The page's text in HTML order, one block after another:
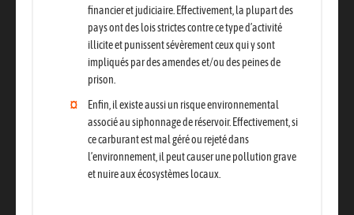
financier et judiciaire. Effectivement, la plupart des
pays ont des lois strictes contre ce type d’activité
illicite et punissent sévèrement ceux qui y sont
impliqués par des amendes et/ou des peines de
prison.
Enfin, il existe aussi un risque environnemental
associé au siphonnage de réservoir. Effectivement, si
ce carburant est mal géré ou rejeté dans
l’environnement, il peut causer une pollution grave
et nuire aux écosystèmes locaux.